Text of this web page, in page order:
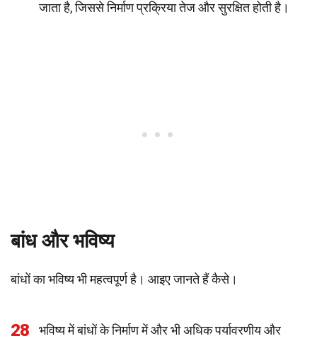
जाता है, जिससे निर्माण प्रक्रिया तेज और सुरक्षित होती है।
बांध और भविष्य
बांधों का भविष्य भी महत्वपूर्ण है। आइए जानते हैं कैसे।
28
भविष्य में बांधों के निर्माण में और भी अधिक पर्यावरणीय और